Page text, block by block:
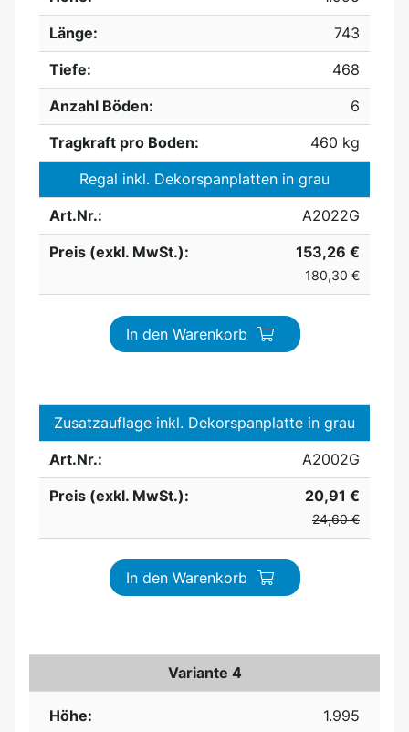
Länge:
743
Tiefe:
468
Anzahl Böden:
6
Tragkraft pro Boden:
460 kg
Regal inkl. Dekorspanplatten in grau
Art.Nr.:
A2022G
Preis (exkl. MwSt.):
153,26 €
180,30 €
In den Warenkorb
Zusatzauflage inkl. Dekorspanplatte in grau
Art.Nr.:
A2002G
Preis (exkl. MwSt.):
20,91 €
24,60 €
In den Warenkorb
Variante 4
Höhe: 1.995